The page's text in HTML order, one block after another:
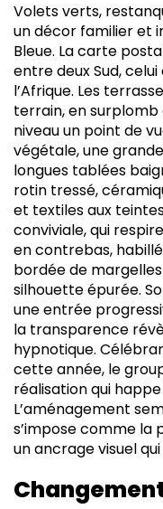
Volets verts,
un décor familier et
Bleue. La carte
entre deux Sud,
l’Afrique. Les
terrain, en surplomb
niveau un point de
végétale, une
longues tablées
rotin tressé,
et textiles aux
conviviale, qui
en contrebas,
bordée de
silhouette épurée.
une entrée
la transparence
hypnotique.
cette année, le
réalisation qui
L’aménagement
s’impose comme la
un ancrage visuel